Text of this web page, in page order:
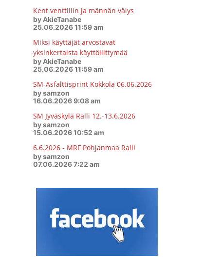
Kent venttiilin ja männän välys
by AkieTanabe
25.06.2026 11:59 am
Miksi käyttäjät arvostavat
yksinkertaista käyttöliittymää
by AkieTanabe
25.06.2026 11:59 am
SM-Asfalttisprint Kokkola 06.06.2026
by samzon
16.06.2026 9:08 am
SM Jyväskylä Ralli 12.-13.6.2026
by samzon
15.06.2026 10:52 am
6.6.2026 - MRF Pohjanmaa Ralli
by samzon
07.06.2026 7:22 am